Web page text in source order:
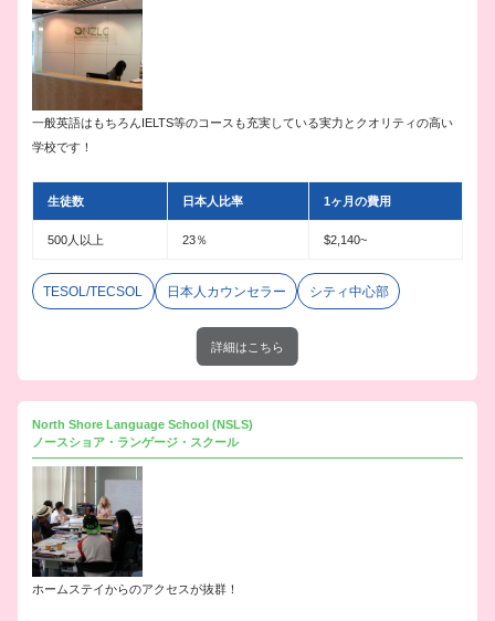
一般英語はもちろんIELTS等のコースも充実している実力とクオリティの高い
学校です！
生徒数 日本人比率 1ヶ月の費用
500人以上 23％ $2,140~
TESOL/TECSOL 日本人カウンセラー シティ中心部
詳細はこちら
North Shore Language School (NSLS)
ノースショア・ランゲージ・スクール
ホームステイからのアクセスが抜群！